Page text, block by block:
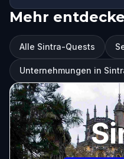
Mehr
Alle Sintra-Quests
Unternehmungen in